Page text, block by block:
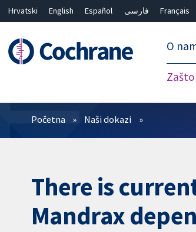
Hrvatski English Español فارسی Français
O
Prečistači
Početna Naši dokazi
There is
Mandrax